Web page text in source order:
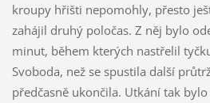
kroupy hřišti nepomohly, přesto
zahájil druhý poločas. Z něj bylo
minut, během kterých nastřelil
Svoboda, než se spustila další
předčasně ukončila. Utkání tak